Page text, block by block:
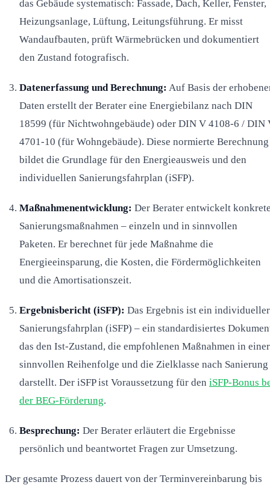
das Gebäude systematisch: Fassade, Dach, Keller, Fenster,
Heizungsanlage, Lüftung, Leitungsführung. Er misst
Wandaufbauten, prüft Wärmebrücken und dokumentiert
den Zustand fotografisch.
Datenerfassung und Berechnung: Auf Basis der
Daten erstellt der Berater eine Energiebilanz nach DIN
18599 (für Nichtwohngebäude) oder DIN V 4108-6 / DIN
4701-10 (für Wohngebäude). Diese normierte Berechnung
bildet die Grundlage für den Energieausweis und den
individuellen Sanierungsfahrplan (iSFP).
Maßnahmenentwicklung: Der Berater entwickelt
Sanierungsmaßnahmen – einzeln und in sinnvollen
Paketen. Er berechnet für jede Maßnahme die
Energieeinsparung, die Kosten, die Fördermöglichkeiten
und die Amortisationszeit.
Ergebnisbericht (iSFP): Das Ergebnis ist ein individueller
Sanierungsfahrplan (iSFP) – ein standardisiertes
das den Ist-Zustand, die empfohlenen Maßnahmen in einer
sinnvollen Reihenfolge und die Zielklasse nach Sanierung
darstellt. Der iSFP ist Voraussetzung für den iSFP-Bonus
der BEG-Förderung.
Besprechung: Der Berater erläutert die Ergebnisse
persönlich und beantwortet Fragen zur Umsetzung.
Der gesamte Prozess dauert von der Terminvereinbarung bis